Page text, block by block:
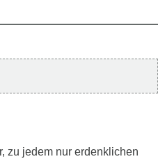
zu jedem nur erdenklichen